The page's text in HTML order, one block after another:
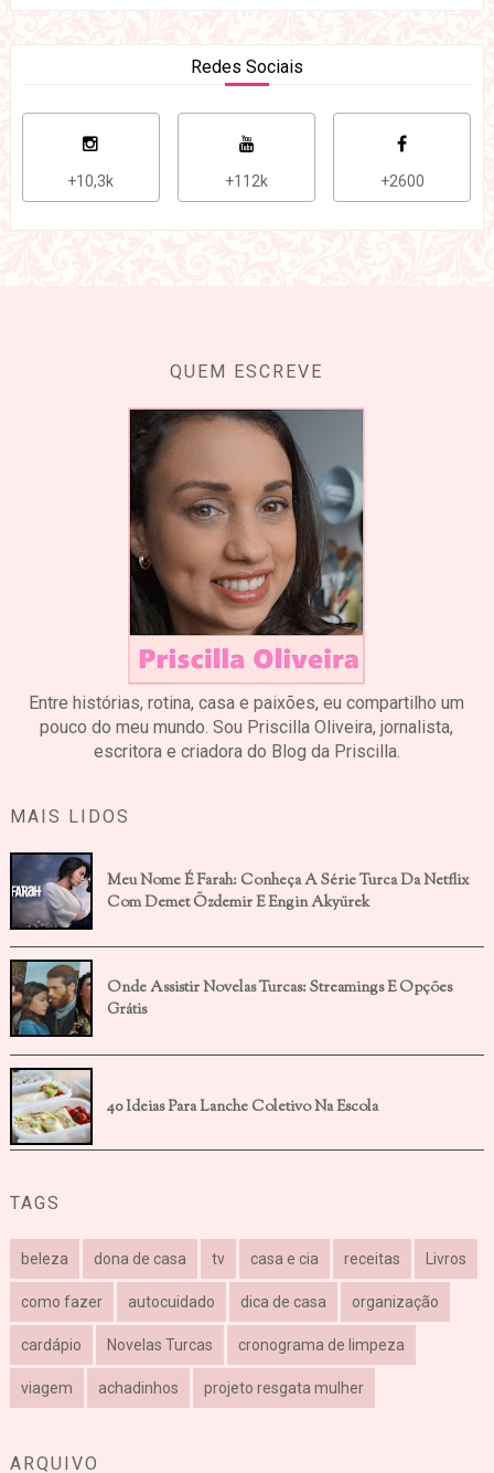
Redes Sociais
+10,3k +112k +2600
QUEM ESCREVE
Entre histórias, rotina, casa e paixões, eu compartilho um
pouco do meu mundo. Sou Priscilla Oliveira, jornalista,
escritora e criadora do Blog da Priscilla.
MAIS LIDOS
Meu Nome É Farah: Conheça A Série Turca Da Netflix
Com Demet Özdemir E Engin Akyürek
Onde Assistir Novelas Turcas: Streamings E Opções
Grátis
40 Ideias Para Lanche Coletivo Na Escola
TAGS
beleza dona de casa tv casa e cia receitas Livros
como fazer autocuidado dica de casa organização
cardápio Novelas Turcas cronograma de limpeza
viagem achadinhos projeto resgata mulher
ARQUIVO